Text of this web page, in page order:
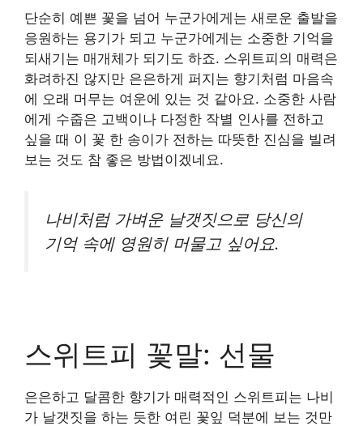
단순히 예쁜 꽃을 넘어 누군가에게는 새로운 출발을
응원하는 용기가 되고 누군가에게는 소중한 기억을
되새기는 매개체가 되기도 하죠. 스위트피의 매력은
화려하진 않지만 은은하게 퍼지는 향기처럼 마음속
에 오래 머무는 여운에 있는 것 같아요. 소중한 사람
에게 수줍은 고백이나 다정한 작별 인사를 전하고
싶을 때 이 꽃 한 송이가 전하는 따뜻한 진심을 빌려
보는 것도 참 좋은 방법이겠네요.
나비처럼 가벼운 날갯짓으로 당신의
기억 속에 영원히 머물고 싶어요.
스위트피 꽃말: 선물
은은하고 달콤한 향기가 매력적인 스위트피는 나비
가 날갯짓을 하는 듯한 여린 꽃잎 덕분에 보는 것만